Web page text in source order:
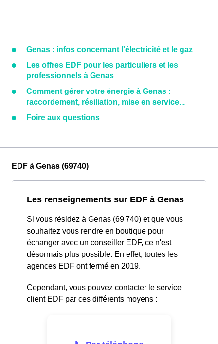
Genas : infos concernant l'électricité et le gaz
Les offres EDF pour les particuliers et les
professionnels à Genas
Comment gérer votre énergie à Genas :
raccordement, résiliation, mise en service...
Foire aux questions
EDF à Genas (69740)
Les renseignements sur EDF à Genas
Si vous résidez à Genas (69 740) et que vous
souhaitez vous rendre en boutique pour
échanger avec un conseiller EDF, ce n'est
désormais plus possible. En effet, toutes les
agences EDF ont fermé en 2019.
Cependant, vous pouvez contacter le service
client EDF par ces différents moyens :